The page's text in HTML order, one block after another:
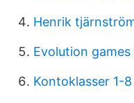
Henrik
Evolution
Kontoklasser 1-8